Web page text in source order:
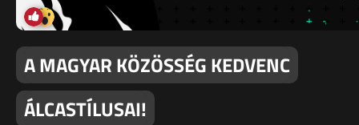
A MAGYAR KÖZÖSSÉG KEDVENC
ÁLCASTÍLUSAI!